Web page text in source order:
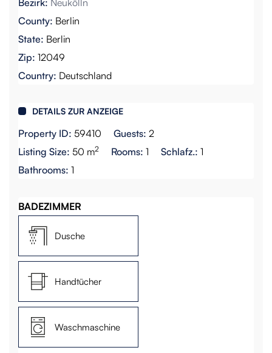
Bezirk: Neukölln
County: Berlin
State: Berlin
Zip: 12049
Country: Deutschland
DETAILS ZUR ANZEIGE
Guests:2
Listing Size: 50 m2 Rooms: 1 Schlafz.: 1
Bathrooms: 1
Property ID: 59410
BADEZIMMER
Dusche
Handtücher
Waschmaschine